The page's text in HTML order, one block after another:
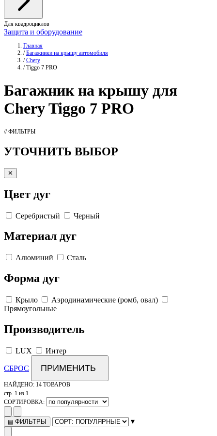
Для квадроциклов
Защита и оборудование
Главная
/ Багажники на крышу автомобиля
/ Chery
/ Tiggo 7 PRO
Багажникна крышу для
Chery Tiggo 7 PRO
// ФИЛЬТРЫ
УТОЧНИТЬ ВЫБОР
✕
Цвет дуг
Серебристый Черный
Материал дуг
Алюминий Сталь
Форма дуг
Крыло
Аэродинамические (ромб, овал)
Прямоугольные
Производитель
LUX Интер
СБРОС ПРИМЕНИТЬ
НАЙДЕНО: 14 ТОВАРОВ
стр. 1 из 1
СОРТИРОВКА:
▤ ФИЛЬТРЫ ▾